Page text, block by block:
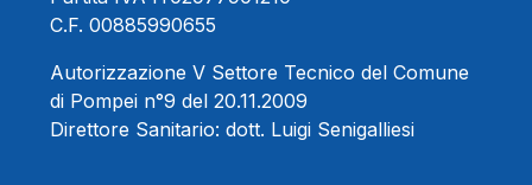
C.F. 00885990655
Autorizzazione V Settore Tecnico del Comune
di Pompei n°9 del 20.11.2009
Direttore Sanitario: dott. Luigi Senigalliesi